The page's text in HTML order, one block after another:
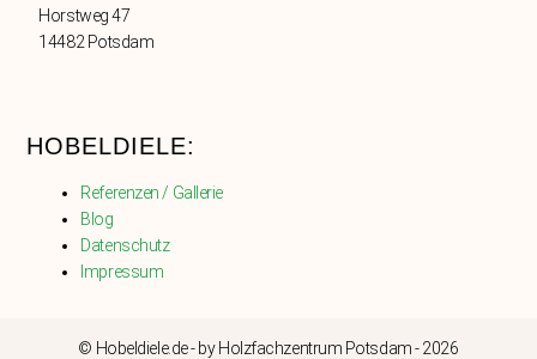
Horstweg 47
14482 Potsdam
HOBELDIELE:
Referenzen / Gallerie
Blog
Datenschutz
Impressum
© Hobeldiele.de - by Holzfachzentrum Potsdam - 2026